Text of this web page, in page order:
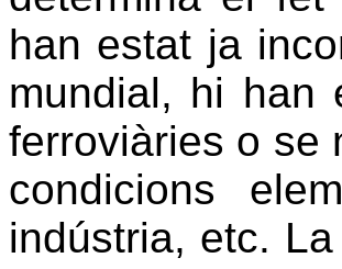
han estat ja
mundial, hi han
ferroviàries o se
condicions
indústria, etc.